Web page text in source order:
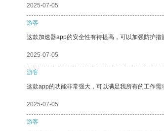
2025-07-05
游客
这款加速器app的安全性有待提高，可以加强防护措
2025-07-05
游客
这款app的功能非常强大，可以满足我所有的工作需
2025-07-05
游客